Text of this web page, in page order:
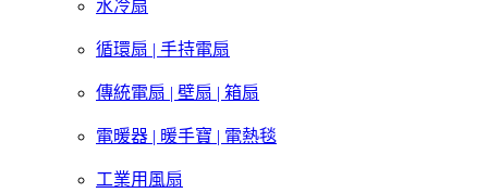
水冷扇
循環扇 | 手持電扇
傳統電扇 | 壁扇 | 箱扇
電暖器 | 暖手寶 | 電熱毯
工業用風扇